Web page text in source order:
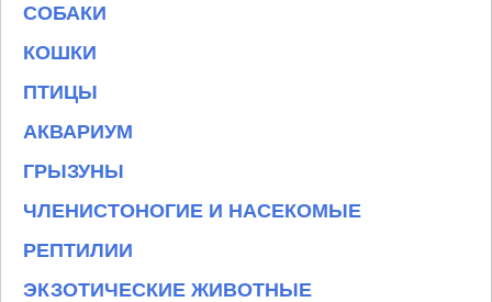
СОБАКИ
КОШКИ
ПТИЦЫ
АКВАРИУМ
ГРЫЗУНЫ
ЧЛЕНИСТОНОГИЕ И НАСЕКОМЫЕ
РЕПТИЛИИ
ЭКЗОТИЧЕСКИЕ ЖИВОТНЫЕ